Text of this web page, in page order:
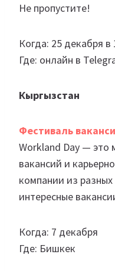
Не пропустите!
Когда: 25 декабря
Где: онлайн в
Кыргызстан
Фестиваль
Workland Day — это
вакансий и
компании из
интересные
Когда: 7 декабря
Где: Бишкек